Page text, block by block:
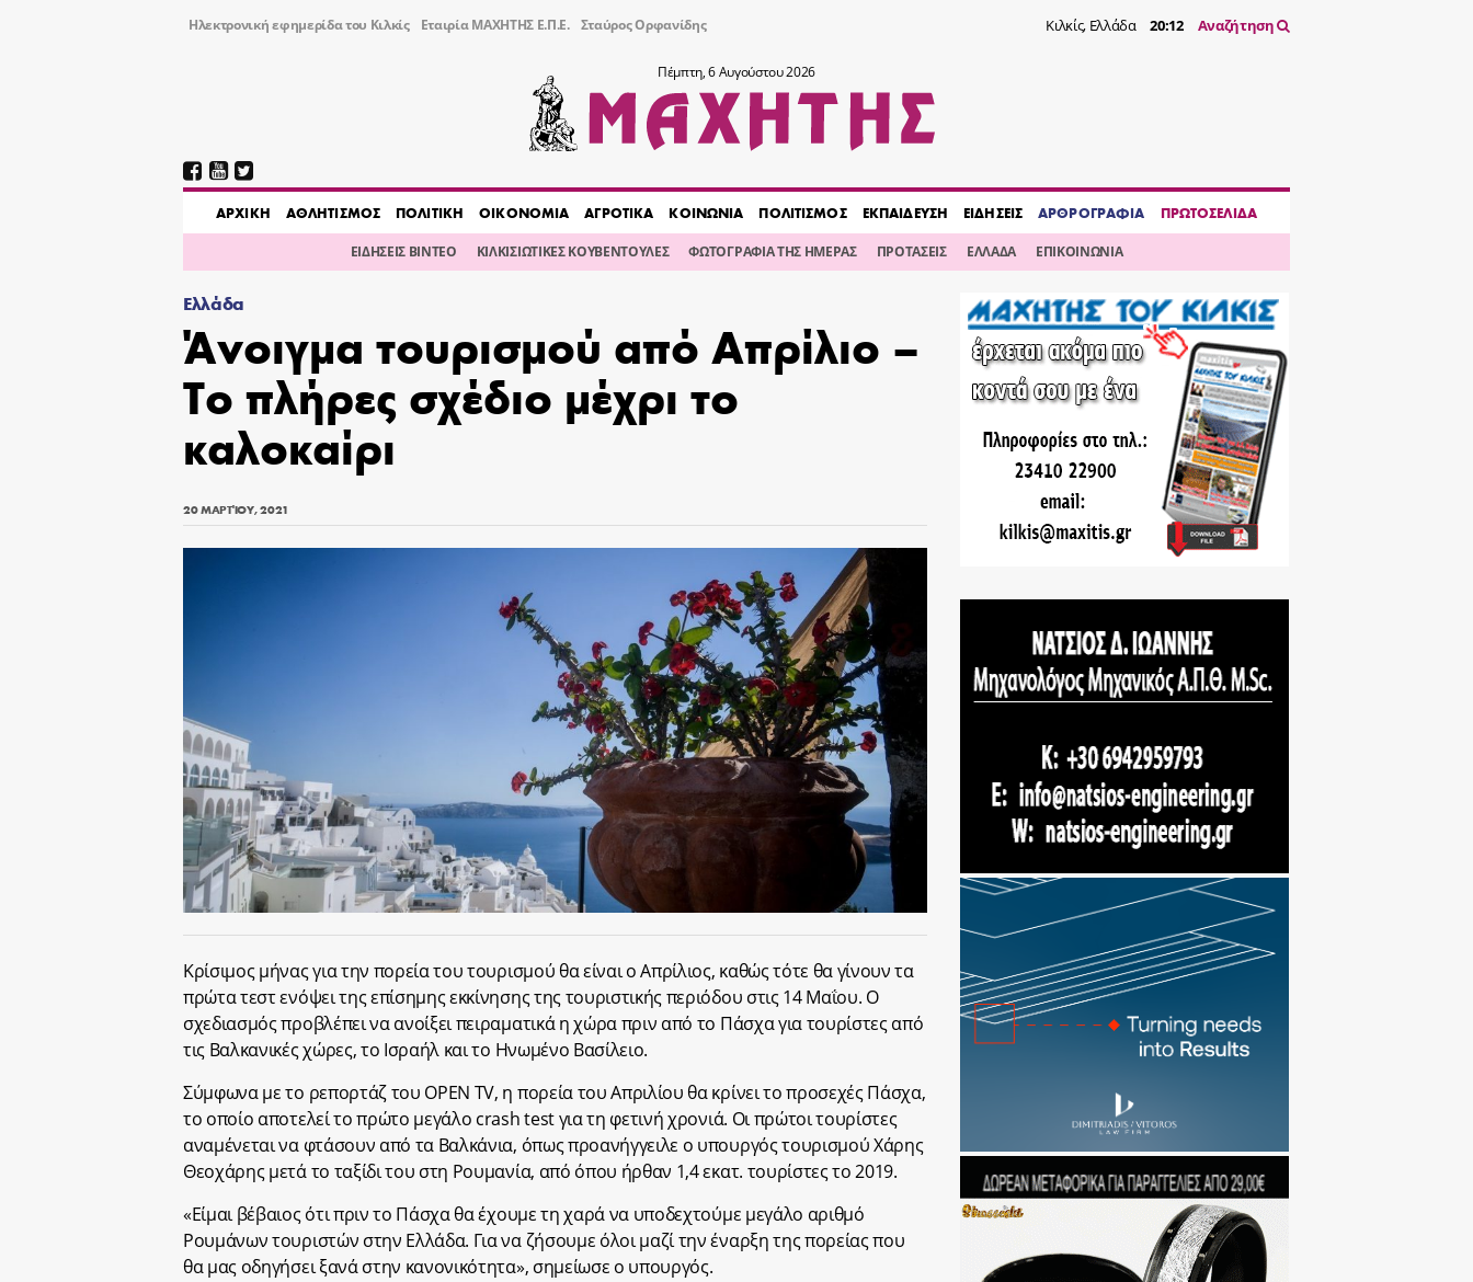
Ηλεκτρονική εφημερίδα του Κιλκίς Εταιρία ΜΑΧΗΤΗΣ Ε.Π.Ε. Σταύρος Ορφανίδης Κιλκίς, Ελλάδα 20:12 Αναζήτηση
Πέμπτη, 6 Αυγούστου 2026
AΡΧΙΚΗ ΑΘΛΗΤΙΣΜΟΣ ΠΟΛΙΤΙΚΗ ΟΙΚΟΝΟΜΙΑ ΑΓΡΟΤΙΚΑ ΚΟΙΝΩΝΙΑ ΠΟΛΙΤΙΣΜΟΣ ΕΚΠΑΙΔΕΥΣΗ ΕΙΔΗΣΕΙΣ ΑΡΘΡΟΓΡΑΦΙΑ ΠΡΩΤΟΣΕΛΙΔΑ
ΕΙΔΗΣΕΙΣ ΒΙΝΤΕΟ ΚΙΛΚΙΣΙΩΤΙΚΕΣ ΚΟΥΒΕΝΤΟΥΛΕΣ ΦΩΤΟΓΡΑΦΙΑ ΤΗΣ ΗΜΕΡΑΣ ΠΡΟΤΑΣΕΙΣ ΕΛΛΑΔΑ ΕΠΙΚΟΙΝΩΝΙΑ
Ελλάδα
Άνοιγμα τουρισμού από Απρίλιο –
Το πλήρες σχέδιο μέχρι το
καλοκαίρι
20 ΜΑΡΤΊΟΥ, 2021
Κρίσιμος μήνας για την πορεία του τουρισμού θα είναι ο Απρίλιος, καθώς τότε θα γίνουν τα
πρώτα τεστ ενόψει της επίσημης εκκίνησης της τουριστικής περιόδου στις 14 Μαΐου. Ο
σχεδιασμός προβλέπει να ανοίξει πειραματικά η χώρα πριν από το Πάσχα για τουρίστες από
τις Βαλκανικές χώρες, το Ισραήλ και το Ηνωμένο Βασίλειο.
Σύμφωνα με το ρεπορτάζ του OPEN TV, η πορεία του Απριλίου θα κρίνει το προσεχές Πάσχα,
το οποίο αποτελεί το πρώτο μεγάλο crash test για τη φετινή χρονιά. Οι πρώτοι τουρίστες
αναμένεται να φτάσουν από τα Βαλκάνια, όπως προανήγγειλε ο υπουργός τουρισμού Χάρης
Θεοχάρης μετά το ταξίδι του στη Ρουμανία, από όπου ήρθαν 1,4 εκατ. τουρίστες το 2019.
«Είμαι βέβαιος ότι πριν το Πάσχα θα έχουμε τη χαρά να υποδεχτούμε μεγάλο αριθμό
Ρουμάνων τουριστών στην Ελλάδα. Για να ζήσουμε όλοι μαζί την έναρξη της πορείας που
θα μας οδηγήσει ξανά στην κανονικότητα», σημείωσε ο υπουργός.